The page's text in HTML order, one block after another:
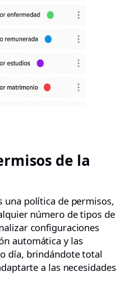
de la
una política de permisos,
número de tipos de
configuraciones
automática y las
día, brindándote total
a las necesidades